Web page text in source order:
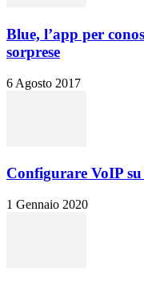
Blue, l’app per
sorprese
6 Agosto 2017
Configurare VoIP
1 Gennaio 2020